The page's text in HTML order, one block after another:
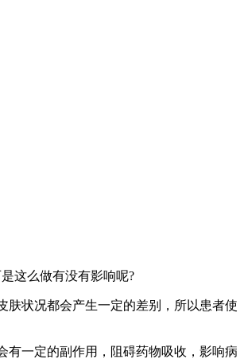
这么做有没有影响呢?
状况都会产生一定的差别，所以患者使
一定的副作用，阻碍药物吸收，影响病